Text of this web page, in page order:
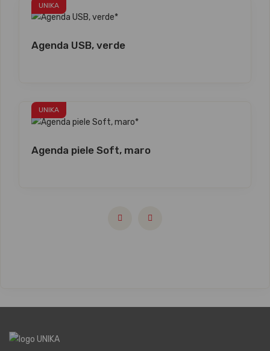
UNIKA
Agenda USB, verde
UNIKA
Agenda piele Soft, maro